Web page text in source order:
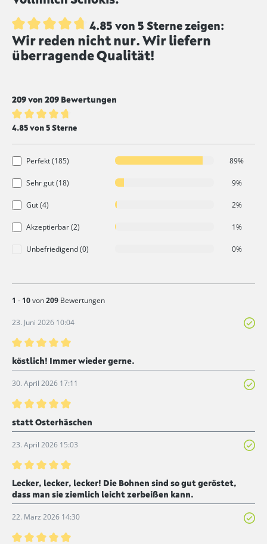
Durchschnittliche Bewertung von 4.8 von 5 Sternen
4.85 von 5 Sterne zeigen:
Wir reden nicht nur. Wir liefern
überragende Qualität!
209 von 209 Bewertungen
Durchschnittliche Bewertung von 4.8 von 5 Sternen
4.85 von 5 Sterne
Perfekt (185) 89%
Sehr gut (18) 9%
Gut (4) 2%
Akzeptierbar (2) 1%
Unbefriedigend (0) 0%
1 - 10von209 Bewertungen
23. Juni 2026 10:04
Bewertung mit 5 von 5 Sternen
köstlich! Immer wieder gerne.
30. April 2026 17:11
Bewertung mit 5 von 5 Sternen
statt Osterhäschen
23. April 2026 15:03
Bewertung mit 5 von 5 Sternen
Lecker, lecker, lecker! Die Bohnen sind so gut geröstet,
dass man sie ziemlich leicht zerbeißen kann.
22. März 2026 14:30